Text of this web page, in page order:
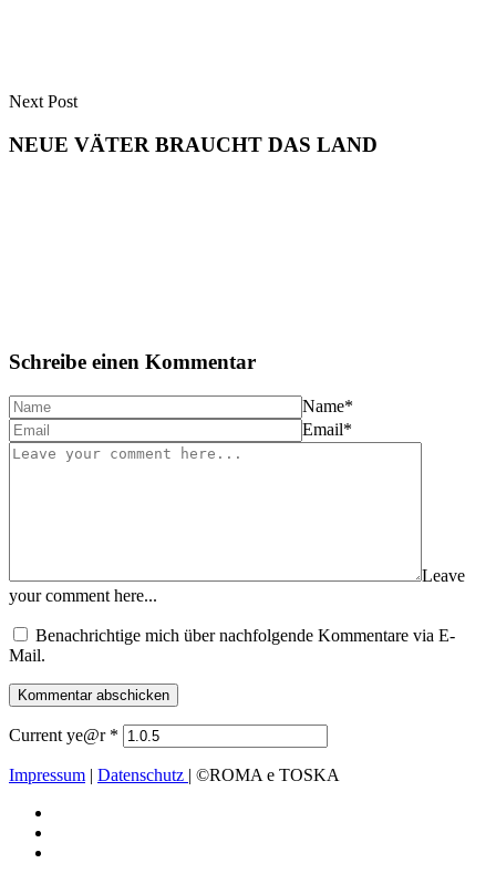
Next Post
NEUE VÄTER BRAUCHT DAS LAND
Schreibe einen Kommentar
Name*
Email*
Leave
your comment here...
Benachrichtige mich über nachfolgende Kommentare via E-
Mail.
Current ye@r *
Impressum | Datenschutz | ©ROMA e TOSKA